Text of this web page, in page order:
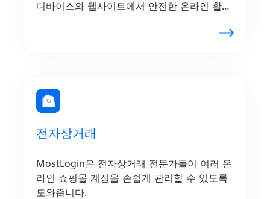
디바이스와 웹사이트에서 안전한 온라인 활동
전자상거래
MostLogin은 전자상거래 전문가들이 여러 온
라인 쇼핑몰 계정을 손쉽게 관리할 수 있도록
도와줍니다.